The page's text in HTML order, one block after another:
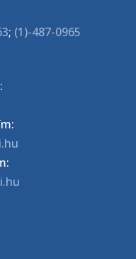
; (1)-487-0965